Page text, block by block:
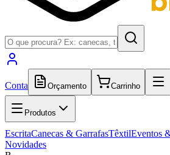
Conta Orçamento Carrinho
Produtos
EscritaCanecas & GarrafasTêxtilEventos
Novidades